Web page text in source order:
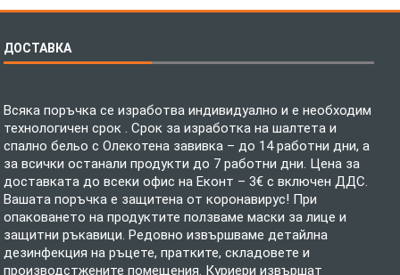
ДОСТАВКА
Всяка поръчка се изработва индивидуално и е необходим
технологичен срок . Срок за изработка на шалтета и
спално бельо с Олекотена завивка – до 14 работни дни, а
за всички останали продукти до 7 работни дни. Цена за
доставката до всеки офис на Еконт – 3€ с включен ДДС.
Вашата поръчка е защитена от коронавирус! При
опаковането на продуктите ползваме маски за лице и
защитни ръкавици. Редовно извършваме детайлна
дезинфекция на ръцете, пратките, складовете и
производстжените помещения. Куриери извършат